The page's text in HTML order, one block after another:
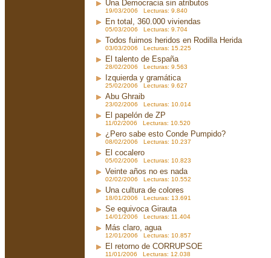
Una Democracia sin atributos
19/03/2006 Lecturas: 9.840
En total, 360.000 viviendas
05/03/2006 Lecturas: 9.704
Todos fuimos heridos en Rodilla Herida
03/03/2006 Lecturas: 15.225
El talento de España
28/02/2006 Lecturas: 9.563
Izquierda y gramática
25/02/2006 Lecturas: 9.627
Abu Ghraib
23/02/2006 Lecturas: 10.014
El papelón de ZP
11/02/2006 Lecturas: 10.520
¿Pero sabe esto Conde Pumpido?
08/02/2006 Lecturas: 10.237
El cocalero
05/02/2006 Lecturas: 10.823
Veinte años no es nada
02/02/2006 Lecturas: 10.552
Una cultura de colores
18/01/2006 Lecturas: 13.691
Se equivoca Girauta
14/01/2006 Lecturas: 11.404
Más claro, agua
12/01/2006 Lecturas: 10.857
El retorno de CORRUPSOE
11/01/2006 Lecturas: 12.038